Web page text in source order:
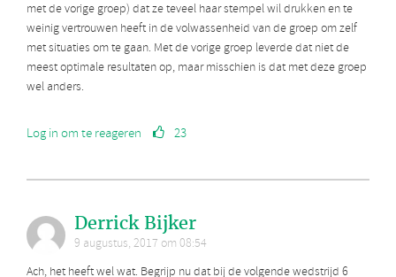
met de vorige groep) dat ze teveel haar stempel wil drukken en te
weinig vertrouwen heeft in de volwassenheid van de groep om zelf
met situaties om te gaan. Met de vorige groep leverde dat niet de
meest optimale resultaten op, maar misschien is dat met deze groep
wel anders.
Log in om te reageren 23
Derrick Bijker
9 augustus, 2017 om 08:54
Ach, het heeft wel wat. Begrijp nu dat bij de volgende wedstrijd 6